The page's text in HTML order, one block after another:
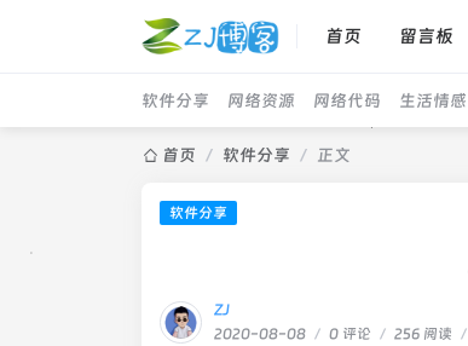
首页 留言板
软件分享 网络资源 网络代码 生活情感
首页 / 软件分享 / 正文
软件分享
ZJ
2020-08-08 / 0 评论 / 256 阅读 /